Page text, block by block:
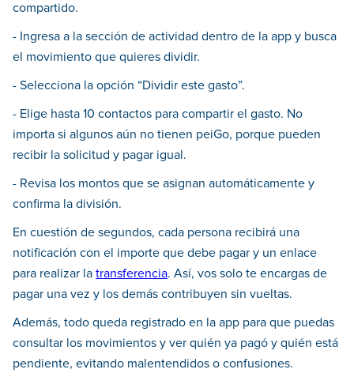
compartido.
- Ingresa a la sección de actividad dentro de la app y busca
el movimiento que quieres dividir.
- Selecciona la opción “Dividir este gasto”.
- Elige hasta 10 contactos para compartir el gasto. No
importa si algunos aún no tienen peiGo, porque pueden
recibir la solicitud y pagar igual.
- Revisa los montos que se asignan automáticamente y
confirma la división.
En cuestión de segundos, cada persona recibirá una
notificación con el importe que debe pagar y un enlace
para realizar la transferencia. Así, vos solo te encargas de
pagar una vez y los demás contribuyen sin vueltas.
Además, todo queda registrado en la app para que puedas
consultar los movimientos y ver quién ya pagó y quién está
pendiente, evitando malentendidos o confusiones.